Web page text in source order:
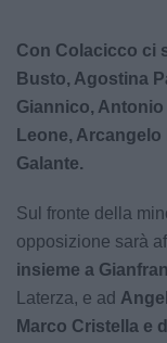
Con Colacicco ci
Busto, Agostina
Giannico,
Leone,
Galante.
Sul fronte della
opposizione sarà
insieme a
Laterza, e ad
Marco Cristella e